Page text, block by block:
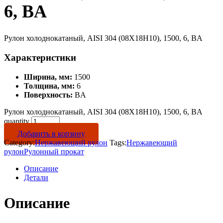
6, BA
Рулон холоднокатаный, AISI 304 (08Х18Н10), 1500, 6, BA
Характеристики
Ширина, мм: 1500
Толщина, мм: 6
Поверхность: BA
Рулон холоднокатаный, AISI 304 (08Х18Н10), 1500, 6, BA
quantity
Добавить в корзину
Category:Нержавеющий рулон Tags:Нержавеющий
рулонРулонный прокат
Описание
Детали
Описание